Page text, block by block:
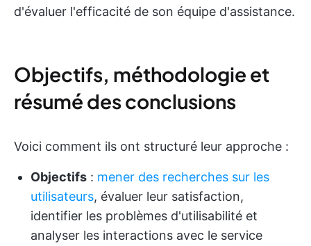
d'évaluer l'efficacité de son équipe d'assistance.
Objectifs, méthodologie et
résumé des conclusions
Voici comment ils ont structuré leur approche :
Objectifs : mener des recherches sur les
utilisateurs, évaluer leur satisfaction,
identifier les problèmes d'utilisabilité et
analyser les interactions avec le service